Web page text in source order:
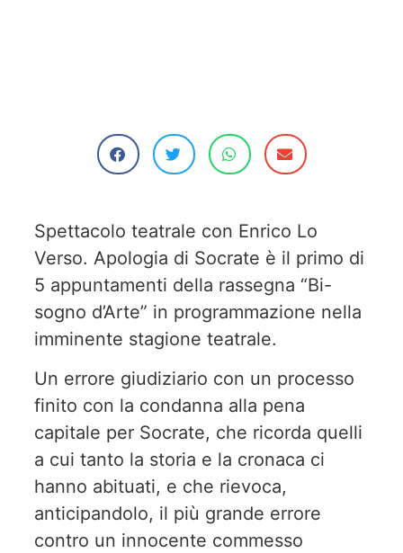
Spettacolo teatrale con Enrico Lo
Verso. Apologia di Socrate è il primo di
5 appuntamenti della rassegna “Bi-
sogno d’Arte” in programmazione nella
imminente stagione teatrale.
Un errore giudiziario con un processo
finito con la condanna alla pena
capitale per Socrate, che ricorda quelli
a cui tanto la storia e la cronaca ci
hanno abituati, e che rievoca,
anticipandolo, il più grande errore
contro un innocente commesso